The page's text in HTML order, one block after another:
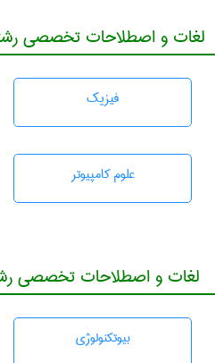
لغات و اصطلاحات تخصصی
فیزیک
علوم کامپیوتر
لغات و اصطلاحات تخصصی
بيوتكنولوژی